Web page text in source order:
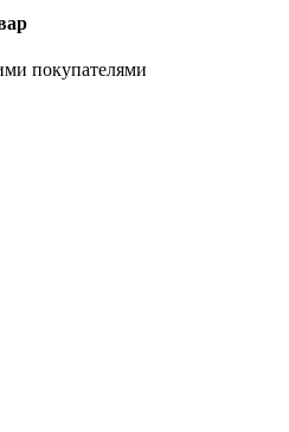
покупателями